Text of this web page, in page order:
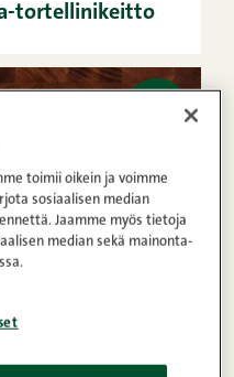
tortellinikeitto
toimii oikein ja voimme
sosiaalisen median
Jaamme myös tietoja
median sekä mainonta-